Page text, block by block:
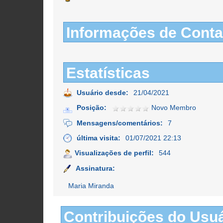
Informações de
Estatísticas
Usuário desde:
21/04/2021
Posição:
Novo Membro
Mensagens/comentários:
7
última visita:
01/07/2021 22:13
Visualizações de perfil:
544
Assinatura:
Maria Miranda
Contribuições do